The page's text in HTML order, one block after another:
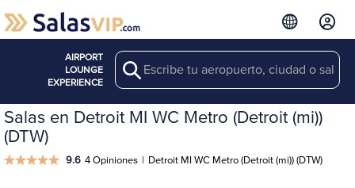
AIRPORT
LOUNGE
EXPERIENCE
Search
Salas en Detroit MI WC Metro (Detroit (mi))
(DTW)
9.6 4 Opiniones | Detroit MI WC Metro (Detroit (mi)) (DTW)